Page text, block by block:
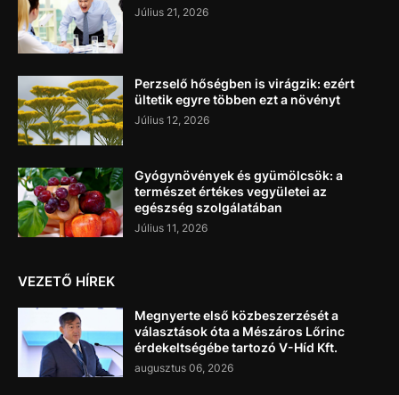
Július 21, 2026
Perzselő hőségben is virágzik: ezért
ültetik egyre többen ezt a növényt
Július 12, 2026
Gyógynövények és gyümölcsök: a
természet értékes vegyületei az
egészség szolgálatában
Július 11, 2026
VEZETŐ HÍREK
Megnyerte első közbeszerzését a
választások óta a Mészáros Lőrinc
érdekeltségébe tartozó V-Híd Kft.
augusztus 06, 2026